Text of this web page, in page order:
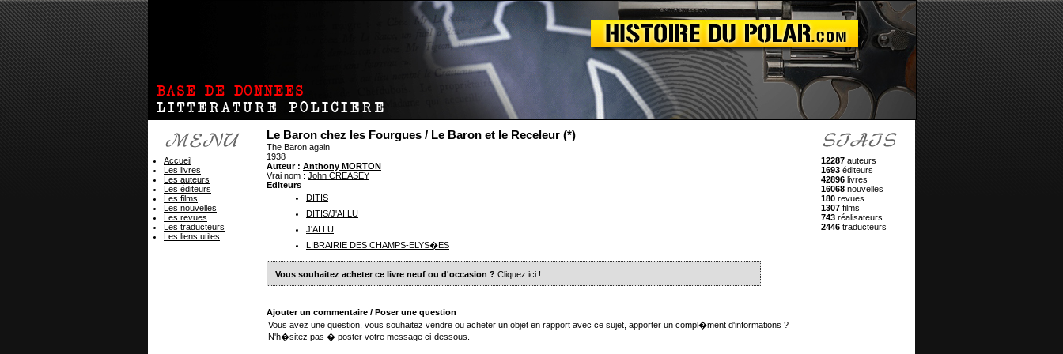
Le Baron chez les Fourgues / Le Baron et le Receleur (*)
The Baron again
1938
Auteur : Anthony MORTON
Vrai nom : John CREASEY
Editeurs
DITIS
DITIS/J'AI LU
J'AI LU
LIBRAIRIE DES CHAMPS-ELYS�ES
Vous souhaitez acheter ce livre neuf ou d'occasion ? Cliquez ici !
Ajouter un commentaire / Poser une question
Vous avez une question, vous souhaitez vendre ou acheter un objet en rapport avec ce sujet, apporter un compl�ment d'informations ?
N'h�sitez pas � poster votre message ci-dessous.
Accueil
Les livres
Les auteurs
Les éditeurs
Les films
Les nouvelles
Les revues
Les traducteurs
Les liens utiles
12287 auteurs
1693 éditeurs
42896 livres
16068 nouvelles
180 revues
1307 films
743 réalisateurs
2446 traducteurs